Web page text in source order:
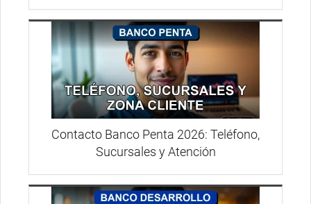
Contacto Banco Penta 2026: Teléfono,
Sucursales y Atención